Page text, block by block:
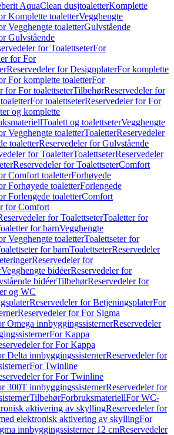
AquaClean dusjtoaletterKomplette
Komplette toaletterVegghengte
Vegghengte toaletterGulvstående
Gulvstående
for ToalettseterFor
for For
Reservedeler for DesignplaterFor komplette
For komplette toaletterFor
for For toalettseterTilbehørReservedeler for
For toalettseterReservedeler for For
og komplette
Toalett og toalettseterVegghengte
Vegghengte toaletterToaletterReservedeler
toaletterReservedeler for Gulvstående
for ToaletterToalettseterReservedeler
Reservedeler for ToalettseterComfort
Comfort toaletterForhøyede
Forhøyede toaletterForlengede
Forlengede toaletterComfort
for Comfort
for ToalettseterToaletter for
for barnVegghengte
Vegghengte toaletterToalettseter for
for barnToalettseterReservedeler
Reservedeler for
Vegghengte bidéerReservedeler for
bidéerTilbehørReservedeler for
og WC
Reservedeler for BetjeningsplaterFor
Reservedeler for For Sigma
Omega innbyggingssisternerReservedeler
For Kappa
for For Kappa
Delta innbyggingssisternerReservedeler for
For Twinline
for For Twinline
300T innbyggingssisternerReservedeler for
TilbehørForbruksmateriellFor WC-
aktivering av skyllingReservedeler for
elektronisk aktivering av skyllingFor
innbyggingssisterner 12 cmReservedeler